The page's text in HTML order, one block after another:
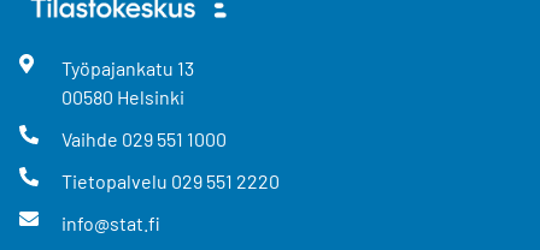
Työpajankatu 13
00580 Helsinki
Vaihde 029 551 1000
Tietopalvelu 029 551 2220
info@stat.fi